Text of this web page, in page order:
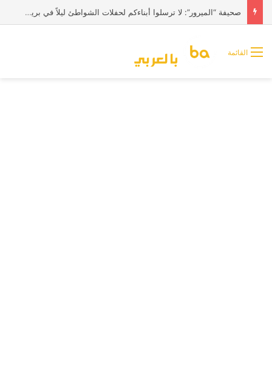
صحيفة “الميرور”: لا ترسلوا أبناءكم لحفلات الشواطئ ليلاً في بريطانيا
القائمة